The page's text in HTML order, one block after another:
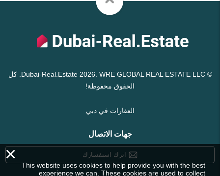
© Dubai-Real.Estate 2026. WRE GLOBAL REAL ESTATE LLC. كل
الحقوق محفوظة!
العقارات في دبي
جهات الاتصال
اترك استفسارك ×
This website uses cookies to help provide you with the best
experience we can. These cookies are used to collect